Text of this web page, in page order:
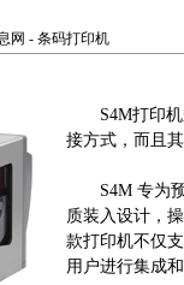
网 - 条码打印机
S4M打印机
接方式，而且
S4M 专为预
质装入设计，
款打印机不仅
用户进行集成